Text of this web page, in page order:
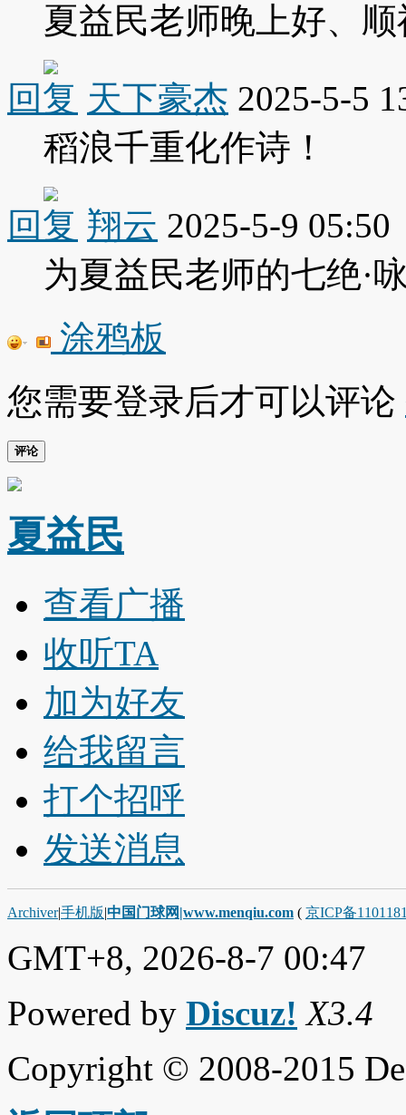
夏益民老师晚上好、
回复 天下豪杰 2025-5-5
稻浪千重化作诗！
回复 翔云 2025-5-9 05:50
为夏益民老师的七绝·
涂鸦板
您需要登录后才可以评论
评论
夏益民
查看广播
收听TA
加为好友
给我留言
打个招呼
发送消息
Archiver|手机版|中国门球网|www.menqiu.com ( 京ICP备
GMT+8, 2026-8-7 00:47
Powered by Discuz! X3.4
Copyright © 2008-2015